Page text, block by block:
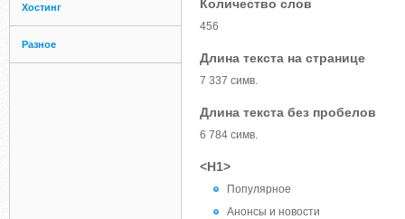
Хостинг
Разное
Количество слов
456
Длина текста на странице
7 337 симв.
Длина текста без пробелов
6 784 симв.
<H1>
Популярное
Анонсы и новости